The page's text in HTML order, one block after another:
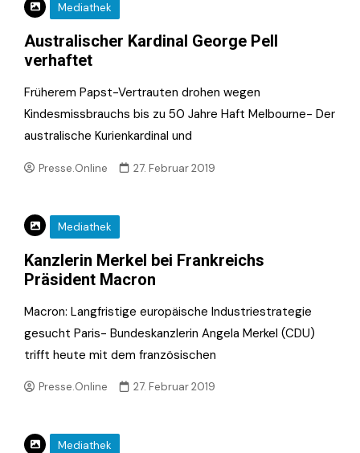
Mediathek
Australischer Kardinal George Pell
verhaftet
Früherem Papst-Vertrauten drohen wegen
Kindesmissbrauchs bis zu 50 Jahre Haft Melbourne- Der
australische Kurienkardinal und
Presse.Online 27. Februar 2019
Mediathek
Kanzlerin Merkel bei Frankreichs
Präsident Macron
Macron: Langfristige europäische Industriestrategie
gesucht Paris- Bundeskanzlerin Angela Merkel (CDU)
trifft heute mit dem französischen
Presse.Online 27. Februar 2019
Mediathek